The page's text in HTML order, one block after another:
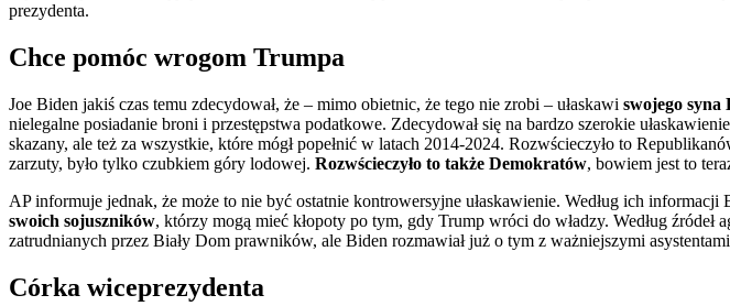
prezydenta.
Chce pomóc wrogom Trumpa
Joe Biden jakiś czas temu zdecydował, że – mimo obietnic, że tego nie zrobi – ułaskawi swojego syna
nielegalne posiadanie broni i przestępstwa podatkowe. Zdecydował się na bardzo szerokie
skazany, ale też za wszystkie, które mógł popełnić w latach 2014-2024. Rozwścieczyło to
zarzuty, było tylko czubkiem góry lodowej. Rozwścieczyło to także Demokratów, bowiem jest to
AP informuje jednak, że może to nie być ostatnie kontrowersyjne ułaskawienie. Według ich informacji
swoich sojuszników, którzy mogą mieć kłopoty po tym, gdy Trump wróci do władzy. Według źródeł
zatrudnianych przez Biały Dom prawników, ale Biden rozmawiał już o tym z ważniejszymi
Córka wiceprezydenta